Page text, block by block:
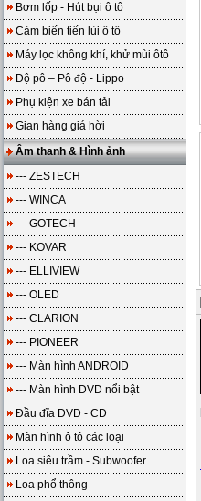
Bơm lốp - Hút bụi ô tô
Cảm biến tiến lùi ô tô
Máy lọc không khí, khử mùi ôtô
Độ pô – Pô độ - Lippo
Phụ kiện xe bán tải
Gian hàng giá hời
Âm thanh & Hình ảnh
--- ZESTECH
--- WINCA
--- GOTECH
--- KOVAR
--- ELLIVIEW
--- OLED
--- CLARION
--- PIONEER
--- Màn hình ANDROID
--- Màn hình DVD nổi bật
Đầu đĩa DVD - CD
Màn hình ô tô các loại
Loa siêu trầm - Subwoofer
Loa phổ thông